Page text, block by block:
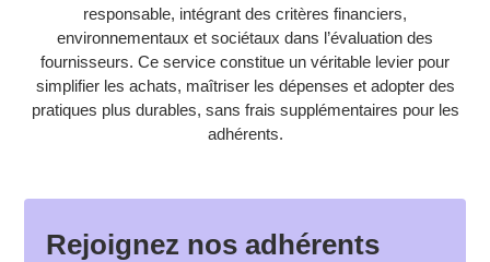
responsable, intégrant des critères financiers,
environnementaux et sociétaux dans l’évaluation des
fournisseurs. Ce service constitue un véritable levier pour
simplifier les achats, maîtriser les dépenses et adopter des
pratiques plus durables, sans frais supplémentaires pour les
adhérents.
Rejoignez nos adhérents